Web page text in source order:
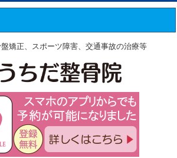
矯正、スポーツ障害、交通事故の治療等